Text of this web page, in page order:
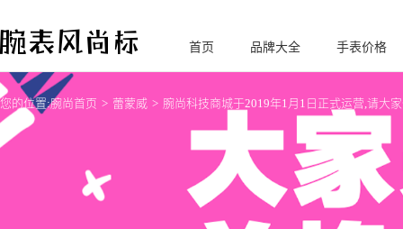
腕
表风尚标
首页 品牌大全 手表价格
您的位置:腕尚首页 蕾蒙威 腕尚科技商城于2019年1月1日正式运营,请大